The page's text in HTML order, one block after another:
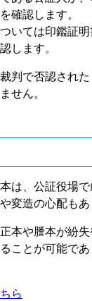
確認します。
いては印鑑証
します。
判で否認され
せん。
は、公証役場
変造の心配もあ
本や謄本が紛
ことが可能で
ら